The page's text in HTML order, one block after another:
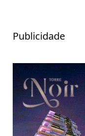
Publicidade